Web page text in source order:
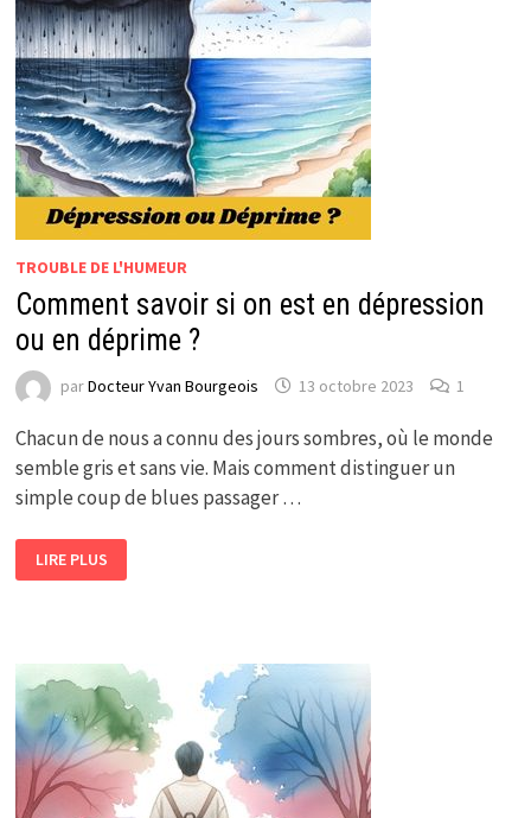
TROUBLE DE L'HUMEUR
Comment savoir si on est en dépression
ou en déprime ?
parDocteur Yvan Bourgeois 13 octobre 2023 1
Chacun de nous a connu des jours sombres, où le monde
semble gris et sans vie. Mais comment distinguer un
simple coup de blues passager …
COMMENT
SAVOIR
SI
OU
EN
DÉPRIME
LIRE PLUS